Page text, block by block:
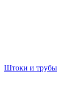
Штоки и трубы